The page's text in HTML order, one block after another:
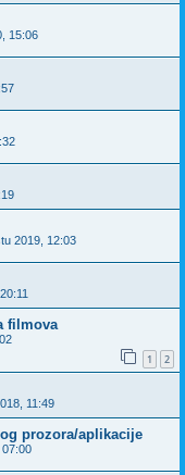
15:06
2019, 12:03
filmova
1 2
11:49
prozora/aplikacije
07:00